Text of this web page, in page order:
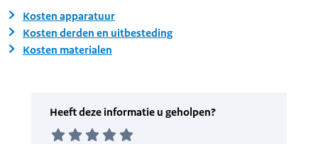
Kosten apparatuur
Kosten derden en uitbesteding
Kosten materialen